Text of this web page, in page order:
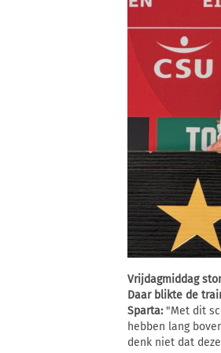
Vrijdagmiddag
Daar blikte de
Sparta:"Met dit
hebben lang
denk niet dat